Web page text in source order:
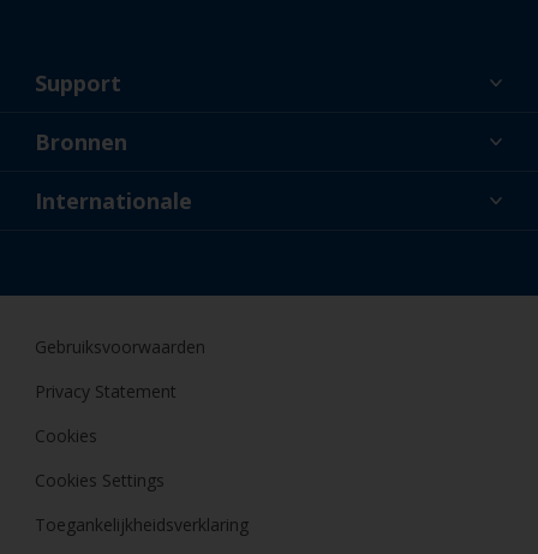
Support
Over ons
Bronnen
Nieuws
Internationale
Gebruiksvoorwaarden
Privacy Statement
Cookies
Cookies Settings
Toegankelijkheidsverklaring